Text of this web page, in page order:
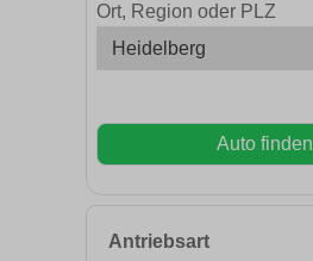
Ort, Region oder PLZ
Auto finden
Antriebsart